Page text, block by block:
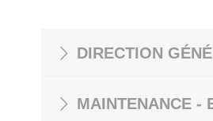
DIRECTION
MAINTENANCE -